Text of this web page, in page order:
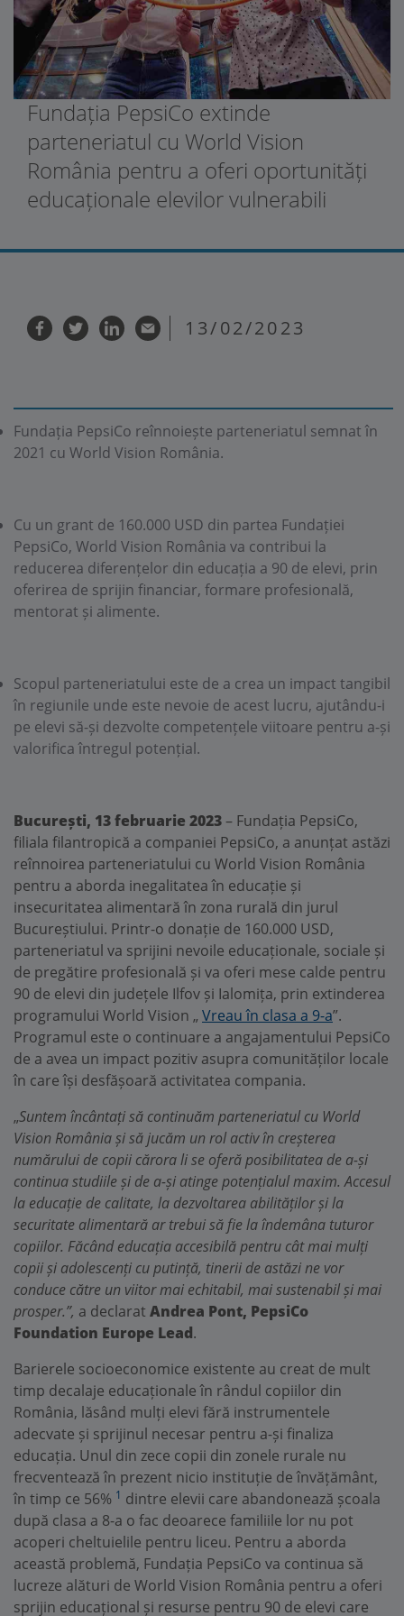
Fundația PepsiCo extinde
parteneriatul cu World Vision
România pentru a oferi oportunități
educaționale elevilor vulnerabili
13/02/2023
Fundația PepsiCo reînnoiește parteneriatul semnat în
2021 cu World Vision România.
Cu un grant de 160.000 USD din partea Fundației
PepsiCo, World Vision România va contribui la
reducerea diferențelor din educația a 90 de elevi, prin
oferirea de sprijin financiar, formare profesională,
mentorat și alimente.
Scopul parteneriatului este de a crea un impact tangibil
în regiunile unde este nevoie de acest lucru, ajutându-i
pe elevi să-și dezvolte competențele viitoare pentru a-și
valorifica întregul potențial.
București, 13 februarie 2023– Fundația PepsiCo,
filiala filantropică a companiei PepsiCo, a anunțat astăzi
reînnoirea parteneriatului cu World Vision România
pentru a aborda inegalitatea în educație și
insecuritatea alimentară în zona rurală din jurul
Bucureștiului. Printr-o donație de 160.000 USD,
parteneriatul va sprijini nevoile educaționale, sociale și
de pregătire profesională și va oferi mese calde pentru
90 de elevi din județele Ilfov și Ialomița, prin extinderea
programului World Vision „ Vreau în clasa a 9-a”.
Programul este o continuare a angajamentului PepsiCo
de a avea un impact pozitiv asupra comunităților locale
în care își desfășoară activitatea compania.
„Suntem încântați să continuăm parteneriatul cu World
Vision România și să jucăm un rol activ în creșterea
numărului de copii cărora li se oferă posibilitatea de a-și
continua studiile și de a-și atinge potențialul maxim. Accesul
la educație de calitate, la dezvoltarea abilităților și la
securitate alimentară ar trebui să fie la îndemâna tuturor
copiilor. Făcând educația accesibilă pentru cât mai mulți
copii și adolescenți cu putință, tinerii de astăzi ne vor
conduce către un viitor mai echitabil, mai sustenabil și mai
prosper.”, a declarat Andrea Pont, PepsiCo
Foundation Europe Lead.
Barierele socioeconomice existente au creat de mult
timp decalaje educaționale în rândul copiilor din
România, lăsând mulți elevi fără instrumentele
adecvate și sprijinul necesar pentru a-și finaliza
educația. Unul din zece copii din zonele rurale nu
frecventează în prezent nicio instituție de învățământ,
în timp ce 56% 1 dintre elevii care abandonează școala
după clasa a 8-a o fac deoarece familiile lor nu pot
acoperi cheltuielile pentru liceu. Pentru a aborda
această problemă, Fundația PepsiCo va continua să
lucreze alături de World Vision România pentru a oferi
sprijin educațional și resurse pentru 90 de elevi care